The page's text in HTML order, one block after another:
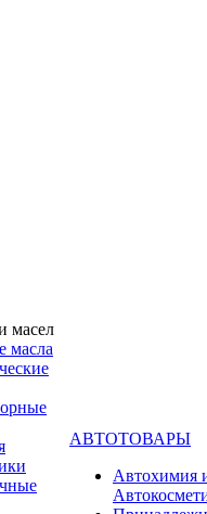
масел
масла
АВТОТОВАРЫ
Автохимия